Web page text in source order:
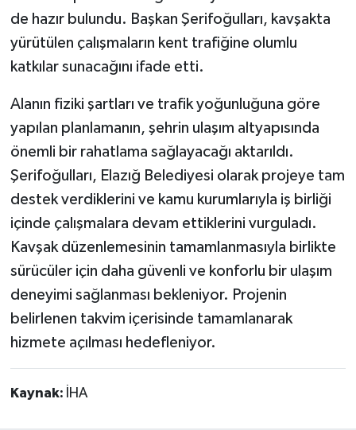
de hazır bulundu. Başkan Şerifoğulları, kavşakta
yürütülen çalışmaların kent trafiğine olumlu
katkılar sunacağını ifade etti.
Alanın fiziki şartları ve trafik yoğunluğuna göre
yapılan planlamanın, şehrin ulaşım altyapısında
önemli bir rahatlama sağlayacağı aktarıldı.
Şerifoğulları, Elazığ Belediyesi olarak projeye tam
destek verdiklerini ve kamu kurumlarıyla iş birliği
içinde çalışmalara devam ettiklerini vurguladı.
Kavşak düzenlemesinin tamamlanmasıyla birlikte
sürücüler için daha güvenli ve konforlu bir ulaşım
deneyimi sağlanması bekleniyor. Projenin
belirlenen takvim içerisinde tamamlanarak
hizmete açılması hedefleniyor.
Kaynak: İHA